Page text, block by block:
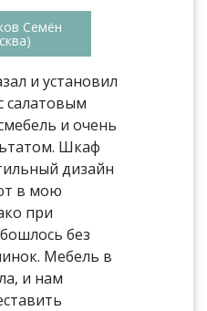
Семён
и установил
салатовым
и очень
Шкаф
дизайн
в мою
при
без
Мебель в
и нам